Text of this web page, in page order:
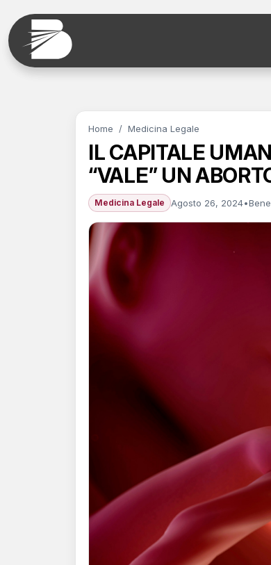
Home / Medicina Legale
IL CAPITALE
“VALE” UN
Medicina Legale Agosto 26, 2024•